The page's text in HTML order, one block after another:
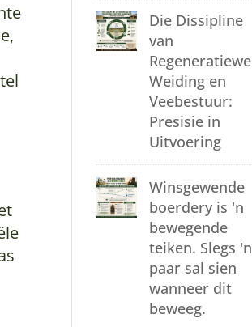
Die Dissipline
van
Regeneratiewe
Weiding en
Veebestuur:
Presisie in
Uitvoering
Winsgewende
boerdery is 'n
bewegende
teiken. Slegs 'n
paar sal sien
wanneer dit
beweeg.